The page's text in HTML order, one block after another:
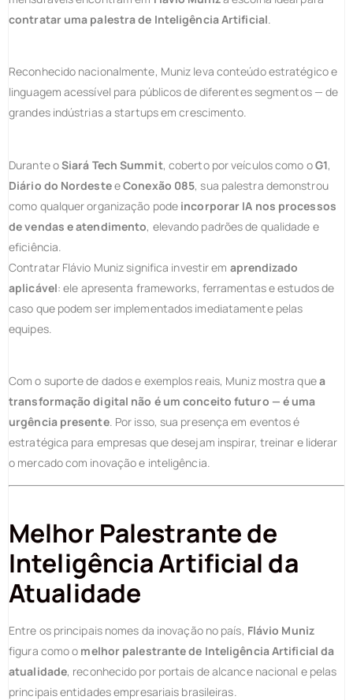
contratar uma palestra de Inteligência Artificial.
Reconhecido nacionalmente, Muniz leva conteúdo estratégico e
linguagem acessível para públicos de diferentes segmentos — de
grandes indústrias a startups em crescimento.
Durante oSiará Tech Summit, coberto por veículos como oG1,
Diário do NordesteeConexão 085, sua palestra demonstrou
como qualquer organização pode incorporar IA nos processos
de vendas e atendimento, elevando padrões de qualidade e
eficiência.
Contratar Flávio Muniz significa investir em aprendizado
aplicável: ele apresenta frameworks, ferramentas e estudos de
caso que podem ser implementados imediatamente pelas
equipes.
Com o suporte de dados e exemplos reais, Muniz mostra quea
transformação digital não é um conceito futuro — é uma
urgência presente. Por isso, sua presença em eventos é
estratégica para empresas que desejam inspirar, treinar e liderar
o mercado com inovação e inteligência.
Melhor Palestrante de
Inteligência Artificial da
Atualidade
Entre os principais nomes da inovação no país, Flávio Muniz
figura como o melhor palestrante de Inteligência Artificial da
atualidade, reconhecido por portais de alcance nacional e pelas
principais entidades empresariais brasileiras.